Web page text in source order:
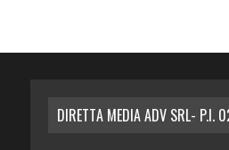
DIRETTA MEDIA ADV SRL-